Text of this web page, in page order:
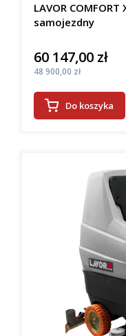
LAVOR
samojezdny
Cena
60 147,00 zł
Cena
48 900,00 zł
Do koszyka